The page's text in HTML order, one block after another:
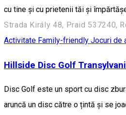
cu tine și cu prietenii tăi și
Strada Király 48, Praid 537240,
Activitate Family-friendly Jocuri de
Hillside Disc Golf
Disc Golf este un sport cu disc
aruncă un disc către o țintă și se